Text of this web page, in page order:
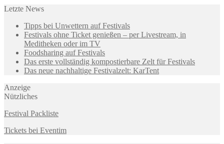
Letzte News
Tipps bei Unwettern auf Festivals
Festivals ohne Ticket genießen – per Livestream, in
Meditheken oder im TV
Foodsharing auf Festivals
Das erste vollständig kompostierbare Zelt für Festivals
Das neue nachhaltige Festivalzelt: KarTent
Anzeige
Nützliches
Festival Packliste
Tickets bei Eventim